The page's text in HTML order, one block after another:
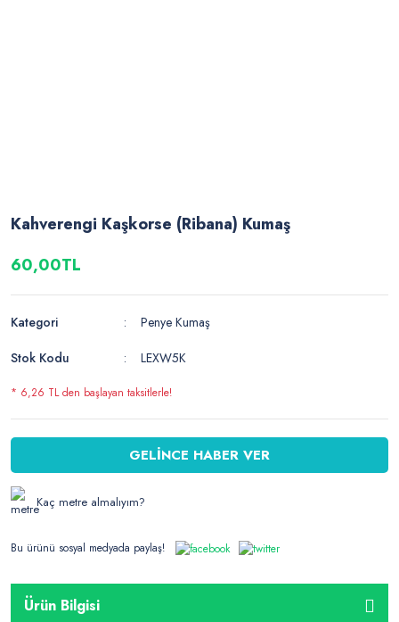
Kahverengi Kaşkorse (Ribana) Kumaş
60,00TL
Kategori
Penye Kumaş
Stok Kodu
LEXW5K
* 6,26 TL den başlayan taksitlerle!
GELİNCE HABER VER
Kaç metre almalıyım?
Bu ürünü sosyal medyada paylaş!
Ürün Bilgisi